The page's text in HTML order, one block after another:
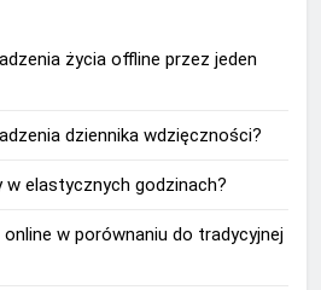
życia offline przez jeden
dziennika wdzięczności?
w elastycznych godzinach?
w porównaniu do tradycyjnej